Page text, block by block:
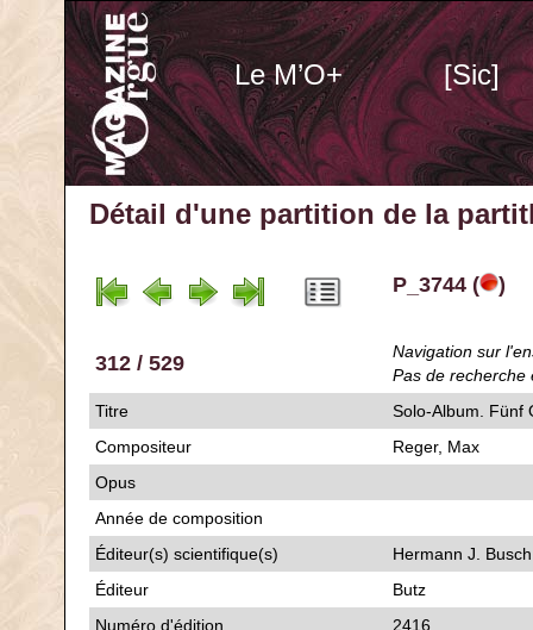
Le M’O+ [Sic]
Détail d'une partition de la
P_3744 ( )
312 / 529
Navigation sur
Pas de recherche
Titre
Solo-Album. Fünf
Compositeur
Reger, Max
Opus
Année de composition
Éditeur(s) scientifique(s)
Hermann J.
Éditeur
Butz
Numéro d'édition
2416